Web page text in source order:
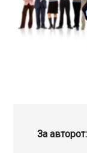
За авторот: